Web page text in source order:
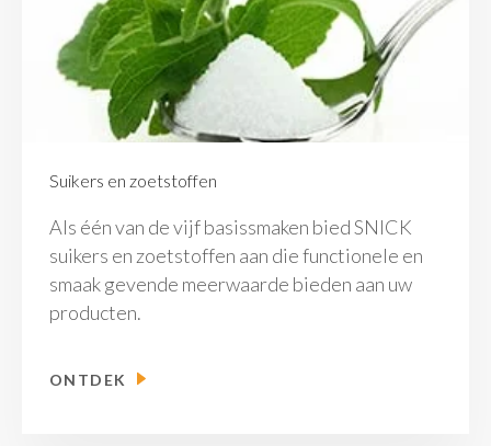
Suikers en zoetstoffen
Als één van de vijf basissmaken bied SNICK
suikers en zoetstoffen aan die functionele en
smaak gevende meerwaarde bieden aan uw
producten.
ONTDEK